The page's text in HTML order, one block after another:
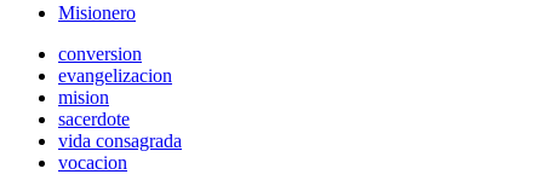
Misionero
conversion
evangelizacion
mision
sacerdote
vida consagrada
vocacion